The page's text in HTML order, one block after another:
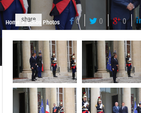
share 0 0 0
Home Echos Photos